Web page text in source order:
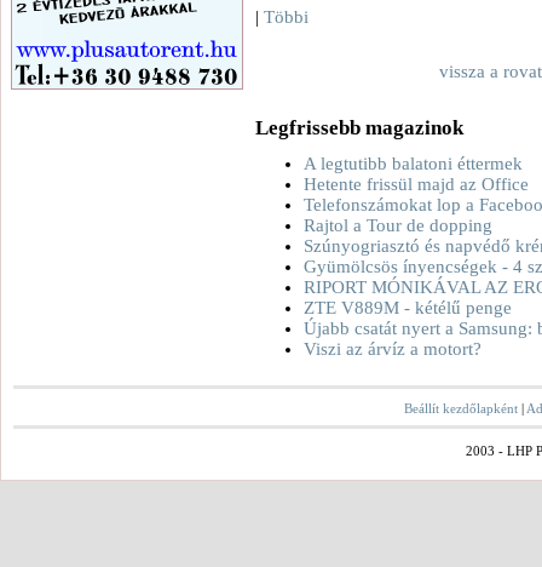
| Többi
vissza a
Legfrissebb magazinok
A legtutibb balatoni éttermek
Hetente frissül majd az Office
Telefonszámokat lop a
Rajtol a Tour de dopping
Szúnyogriasztó és napvédő
Gyümölcsös ínyencségek - 4
RIPORT MÓNIKÁVAL AZ
ZTE V889M - kétélű penge
Újabb csatát nyert a
Viszi az árvíz a motort?
Beállít kezdőlapként |
2003 - LHP